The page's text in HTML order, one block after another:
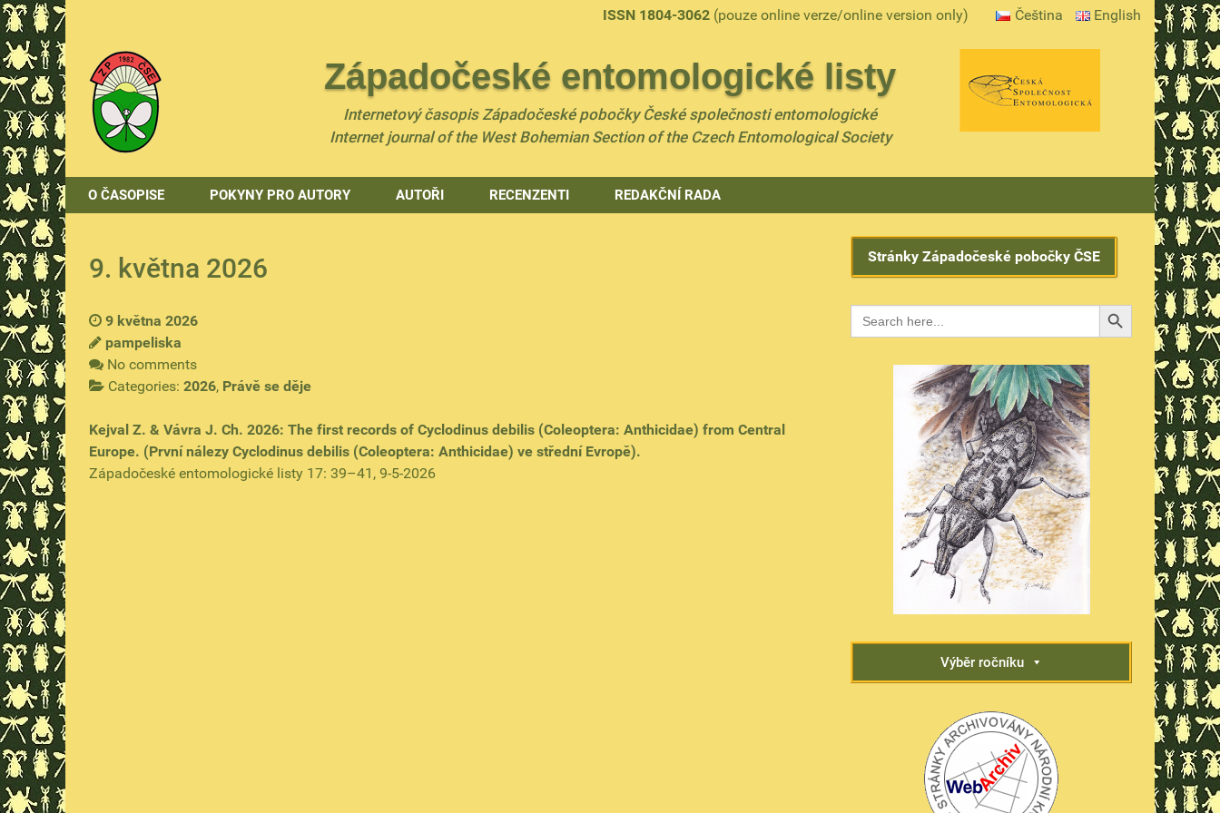
ISSN 1804-3062 (pouze online verze/online version only) Čeština English
Západočeské entomologické listy
Internetový časopis Západočeské pobočky České společnosti entomologické
Internet journal of the West Bohemian Section of the Czech Entomological Society
O ČASOPISE POKYNY PRO AUTORY AUTOŘI RECENZENTI REDAKČNÍ RADA
9. května 2026
9 května 2026
pampeliska
No comments
Categories: 2026, Právě se děje
Kejval Z. & Vávra J. Ch. 2026: The first records of Cyclodinus debilis (Coleoptera: Anthicidae) from Central
Europe. (První nálezy Cyclodinus debilis (Coleoptera: Anthicidae) ve střední Evropě).
Západočeské entomologické listy 17: 39–41, 9-5-2026
Stránky Západočeské pobočky ČSE
Search
for:
Search Button
Výběr ročníku